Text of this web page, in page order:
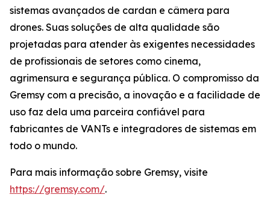
sistemas avançados de cardan e câmera para
drones. Suas soluções de alta qualidade são
projetadas para atender às exigentes necessidades
de profissionais de setores como cinema,
agrimensura e segurança pública. O compromisso da
Gremsy com a precisão, a inovação e a facilidade de
uso faz dela uma parceira confiável para
fabricantes de VANTs e integradores de sistemas em
todo o mundo.
Para mais informação sobre Gremsy, visite
https://gremsy.com/.